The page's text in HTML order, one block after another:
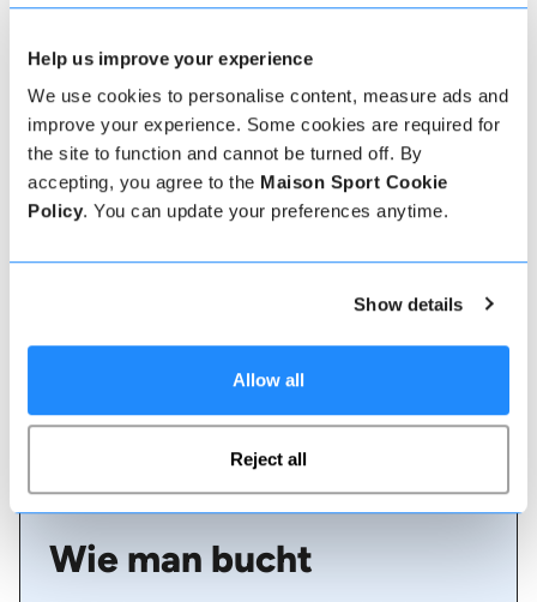
Help us improve your experience
We use cookies to personalise content, measure ads and
improve your experience. Some cookies are required for
the site to function and cannot be turned off. By
accepting, you agree to the Maison Sport Cookie
Policy. You can update your preferences anytime.
Show details
Allow all
Reject all
Maison Sport ist es einfach, mehr über jeden Lehrer
dann sicher zu buchen und zu bezahlen.
70% aller Ski- und Snowboardstunden auf Maison
Informationen bei der Auswahl eines Lehrers. Sie
hochwertigen Service bietet und welche Arten von
Wie man bucht